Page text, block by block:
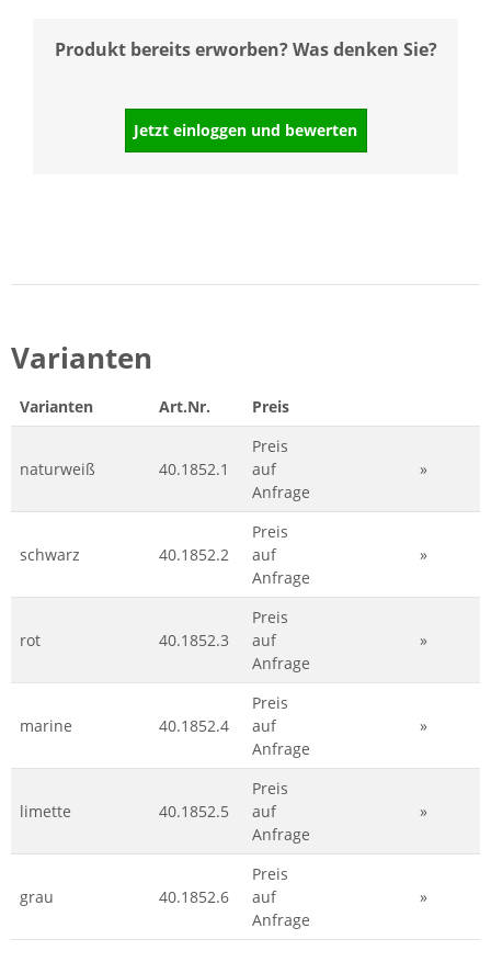
Produkt bereits erworben? Was denken Sie?
Jetzt einloggen und bewerten
Varianten
Varianten Art.Nr. Preis
naturweiß 40.1852.1
Preis
auf
Anfrage
»
schwarz 40.1852.2
Preis
auf
Anfrage
»
rot 40.1852.3
Preis
auf
Anfrage
»
marine 40.1852.4
Preis
auf
Anfrage
»
limette 40.1852.5
Preis
auf
Anfrage
»
grau 40.1852.6
Preis
auf
Anfrage
»